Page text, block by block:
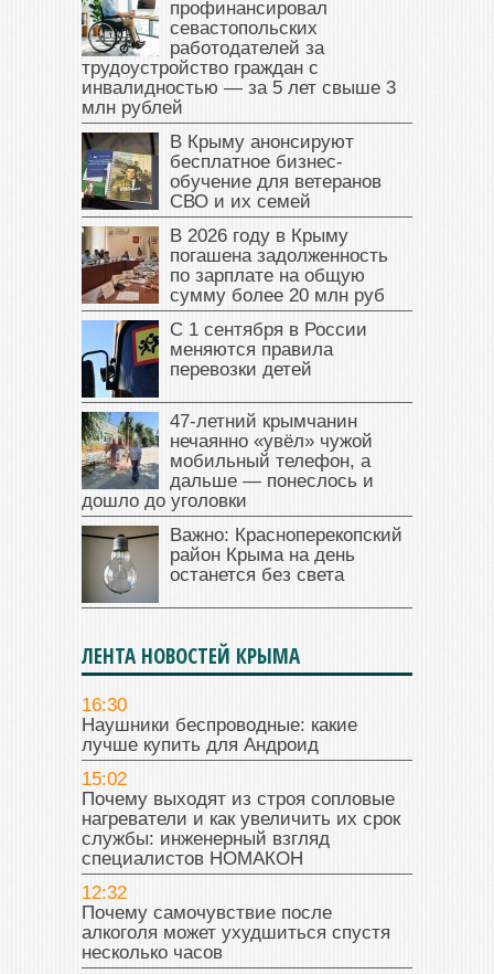
профинансировал
севастопольских
работодателей за
трудоустройство граждан с
инвалидностью — за 5 лет свыше 3
млн рублей
В Крыму анонсируют
бесплатное бизнес-
обучение для ветеранов
СВО и их семей
В 2026 году в Крыму
погашена задолженность
по зарплате на общую
сумму более 20 млн руб
С 1 сентября в России
меняются правила
перевозки детей
47‑летний крымчанин
нечаянно «увёл» чужой
мобильный телефон, а
дальше — понеслось и
дошло до уголовки
Важно: Красноперекопский
район Крыма на день
останется без света
ЛЕНТА НОВОСТЕЙ КРЫМА
16:30
Наушники беспроводные: какие
лучше купить для Андроид
15:02
Почему выходят из строя сопловые
нагреватели и как увеличить их срок
службы: инженерный взгляд
специалистов НОМАКОН
12:32
Почему самочувствие после
алкоголя может ухудшиться спустя
несколько часов